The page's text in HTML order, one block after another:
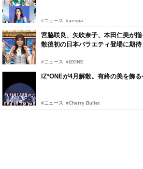
#ニュース #aespa
宮脇咲良、矢吹奈子、本田仁美が
散後初の日本バラエティ登場に期待
#ニュース #IZONE
IZ*ONEが4月解散。有終の美を飾
#ニュース #Cherry Bullet